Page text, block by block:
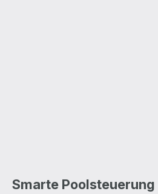
Smarte Poolsteuerung